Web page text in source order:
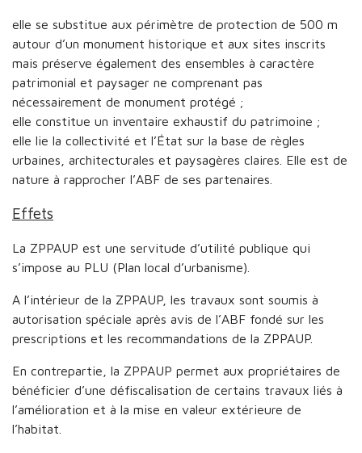
elle se substitue aux périmètre de protection de 500 m
autour d’un monument historique et aux sites inscrits
mais préserve également des ensembles à caractère
patrimonial et paysager ne comprenant pas
nécessairement de monument protégé ;
elle constitue un inventaire exhaustif du patrimoine ;
elle lie la collectivité et l’État sur la base de règles
urbaines, architecturales et paysagères claires. Elle est de
nature à rapprocher l’ABF de ses partenaires.
Effets
La ZPPAUP est une servitude d’utilité publique qui
s’impose au PLU (Plan local d’urbanisme).
A l’intérieur de la ZPPAUP, les travaux sont soumis à
autorisation spéciale après avis de l’ABF fondé sur les
prescriptions et les recommandations de la ZPPAUP.
En contrepartie, la ZPPAUP permet aux propriétaires de
bénéficier d’une défiscalisation de certains travaux liés à
l’amélioration et à la mise en valeur extérieure de
l’habitat.